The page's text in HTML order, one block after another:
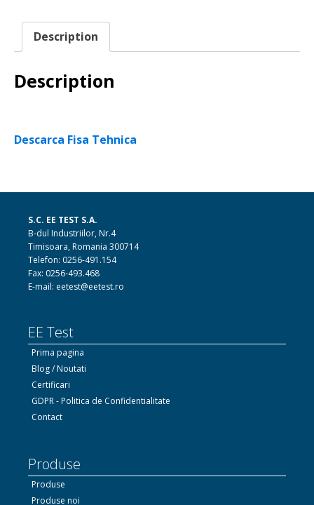
Description
Description
Descarca Fisa Tehnica
S.C. EE TEST S.A.
B-dul Industriilor, Nr.4
Timisoara, Romania 300714
Telefon: 0256-491.154
Fax: 0256-493.468
E-mail: eetest@eetest.ro
EE Test
Prima pagina
Blog / Noutati
Certificari
GDPR - Politica de Confidentialitate
Contact
Produse
Produse
Produse noi